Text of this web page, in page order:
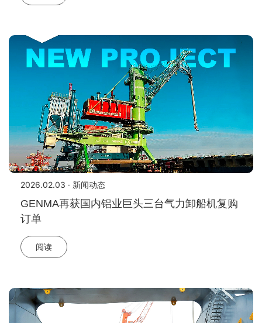
2026.02.03 · 新闻动态
GENMA再获国内铝业巨头三台气力卸船机复购
订单
阅读